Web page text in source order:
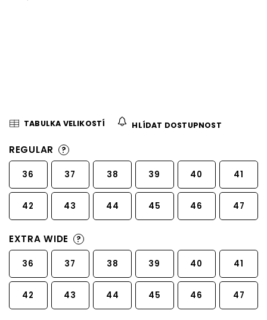
TABULKA VELIKOSTÍ HLÍDAT DOSTUPNOST
REGULAR ?
36 37 38 39 40 41
42 43 44 45 46 47
EXTRA WIDE ?
36 37 38 39 40 41
42 43 44 45 46 47